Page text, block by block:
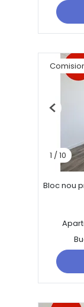
1 /10
Previous
Bloc nou